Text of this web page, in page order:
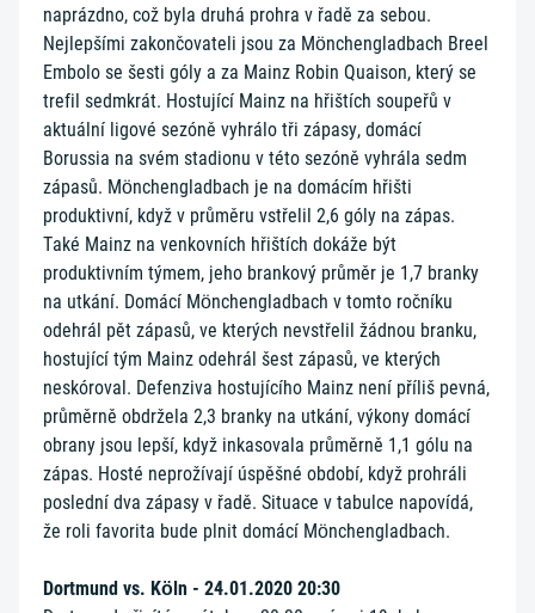
naprázdno, což byla druhá prohra v řadě za sebou.
Nejlepšími zakončovateli jsou za Mönchengladbach Breel
Embolo se šesti góly a za Mainz Robin Quaison, který se
trefil sedmkrát. Hostující Mainz na hřištích soupeřů v
aktuální ligové sezóně vyhrálo tři zápasy, domácí
Borussia na svém stadionu v této sezóně vyhrála sedm
zápasů. Mönchengladbach je na domácím hřišti
produktivní, když v průměru vstřelil 2,6 góly na zápas.
Také Mainz na venkovních hřištích dokáže být
produktivním týmem, jeho brankový průměr je 1,7 branky
na utkání. Domácí Mönchengladbach v tomto ročníku
odehrál pět zápasů, ve kterých nevstřelil žádnou branku,
hostující tým Mainz odehrál šest zápasů, ve kterých
neskóroval. Defenziva hostujícího Mainz není příliš pevná,
průměrně obdržela 2,3 branky na utkání, výkony domácí
obrany jsou lepší, když inkasovala průměrně 1,1 gólu na
zápas. Hosté neprožívají úspěšné období, když prohráli
poslední dva zápasy v řadě. Situace v tabulce napovídá,
že roli favorita bude plnit domácí Mönchengladbach.
Dortmund vs. Köln - 24.01.2020 20:30